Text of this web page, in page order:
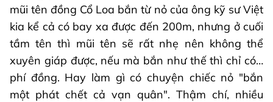
mũi tên đồng Cổ Loa bắn từ nỏ của ông kỹ sư Việt
kia kể cả có bay xa được đến 200m, nhưng ở cuối
tầm tên thì mũi tên sẽ rất nhẹ nên không thể
xuyên giáp được, nếu mà bắn như thế thì chỉ có…
phí đồng. Hay làm gì có chuyện chiếc nỏ "bắn
một phát chết cả vạn quân". Thậm chí, nhiều